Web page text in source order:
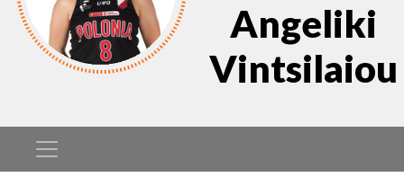
Angeliki
Vintsilaiou